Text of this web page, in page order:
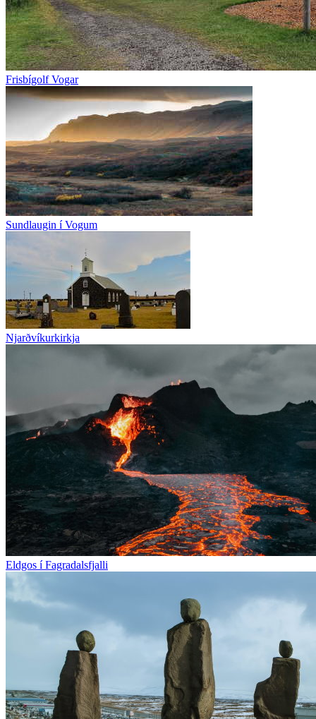
Frisbígolf Vogar
Sundlaugin í Vogum
Njarðvíkurkirkja
Eldgos í Fagradalsfjalli